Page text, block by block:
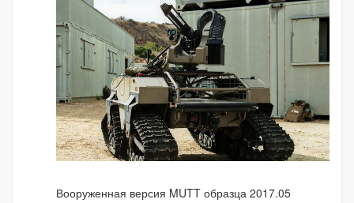
Вооруженная версия MUTT образца 2017.05